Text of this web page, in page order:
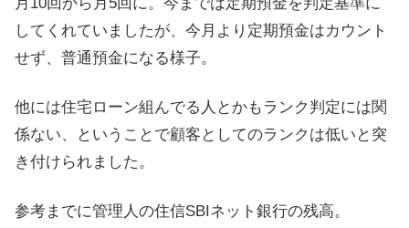
月10回から月5回に。今までは定期預金を判定基準に
してくれていましたが、今月より定期預金はカウント
せず、普通預金になる様子。
他には住宅ローン組んでる人とかもランク判定には関
係ない、ということで顧客としてのランクは低いと突
き付けられました。
参考までに管理人の住信SBIネット銀行の残高。